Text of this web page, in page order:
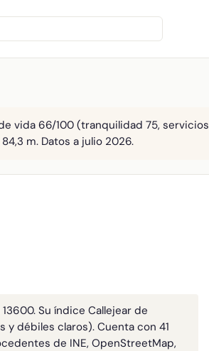
vida 66/100 (tranquilidad 75, servicios
m. Datos a julio 2026.
Su índice Callejear de
débiles claros). Cuenta con 41
de INE, OpenStreetMap,